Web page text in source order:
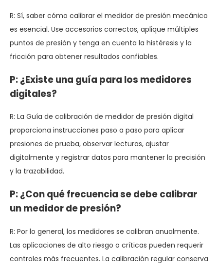
R: Sí, saber cómo calibrar el medidor de presión mecánico
es esencial. Use accesorios correctos, aplique múltiples
puntos de presión y tenga en cuenta la histéresis y la
fricción para obtener resultados confiables.
P: ¿Existe una guía para los medidores
digitales?
R: La Guía de calibración de medidor de presión digital
proporciona instrucciones paso a paso para aplicar
presiones de prueba, observar lecturas, ajustar
digitalmente y registrar datos para mantener la precisión
y la trazabilidad.
P: ¿Con qué frecuencia se debe calibrar
un medidor de presión?
R: Por lo general, los medidores se calibran anualmente.
Las aplicaciones de alto riesgo o críticas pueden requerir
controles más frecuentes. La calibración regular conserva